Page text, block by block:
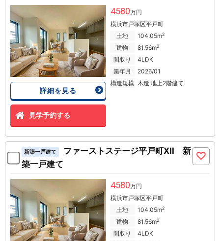
詳細を見る
見学予約する
4580万円
横浜市戸塚区平戸町
土地
104.05m2
建物 81.56m2
間取り
4LDK
築年月
2026/01
構造規模 木造 地上2階建て
新築一戸建て
ファーストステージ平戸町XII 新
築一戸建て
4580万円
横浜市戸塚区平戸町
土地
104.05m2
建物 81.56m2
間取り
4LDK